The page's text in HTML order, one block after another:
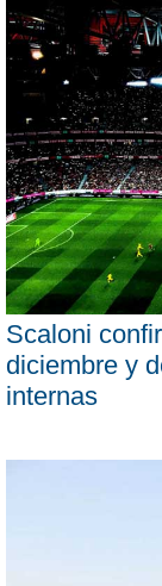
Scaloni
diciembre y
internas